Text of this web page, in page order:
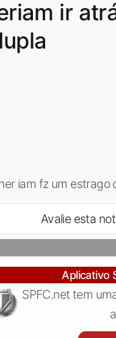
ir
iam fz um
Avalie esta
Aplicativo
SPFC.net tem